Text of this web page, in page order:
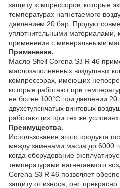
защиту компрессоров, которые
температурах нагнетаемого
давлением 20 бар. Продукт
уплотнительными материалами,
применения с минеральными
Применение.
Масло Shell Corena S3 R 46
маслозаполненных воздушных
компрессорах, имеющих
которые работают при
не более 100°С при давлении 20
двухступенчатых винтовых
работающих при тех же условиях.
Преимущества.
Использование этого продукта
между заменами масла до 6000
когда оборудование
температурами нагнетаемого
Corena S3 R 46 позволяет
защиту от износа, оно прекрасно